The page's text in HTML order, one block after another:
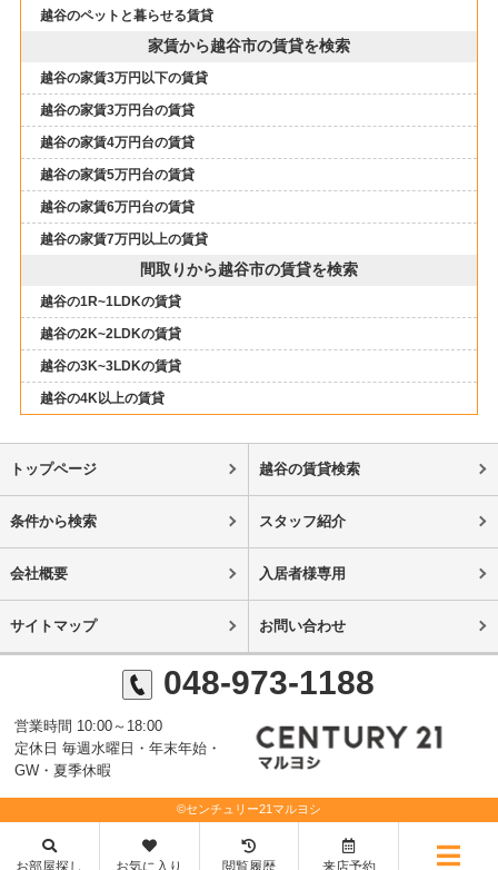
越谷のペットと暮らせる賃貸
家賃から越谷市の賃貸を検索
越谷の家賃3万円以下の賃貸
越谷の家賃3万円台の賃貸
越谷の家賃4万円台の賃貸
越谷の家賃5万円台の賃貸
越谷の家賃6万円台の賃貸
越谷の家賃7万円以上の賃貸
間取りから越谷市の賃貸を検索
越谷の1R~1LDKの賃貸
越谷の2K~2LDKの賃貸
越谷の3K~3LDKの賃貸
越谷の4K以上の賃貸
トップページ 越谷の賃貸検索
条件から検索 スタッフ紹介
会社概要 入居者様専用
サイトマップ お問い合わせ
048-973-1188
営業時間 10:00～18:00
定休日 毎週水曜日・年末年始・
GW・夏季休暇
©センチュリー21マルヨシ
お部屋探し お気に入り 閲覧履歴 来店予約